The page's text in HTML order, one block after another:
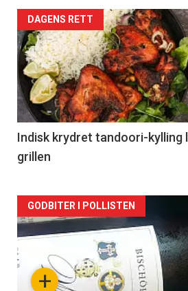
Forsiden
akkurat
nå
-
2
DAGENS RETT
Indisk krydret tandoori-kylling
grillen
Forsiden
akkurat
nå+
GODBITER I POLLISTEN